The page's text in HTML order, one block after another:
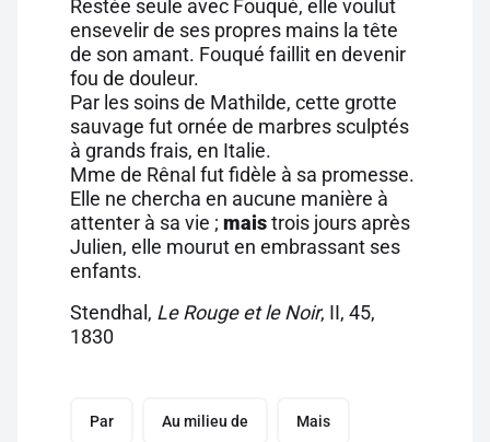
Restée seule avec Fouqué, elle voulut
ensevelir de ses propres mains la tête
de son amant. Fouqué faillit en devenir
fou de douleur.
Par les soins de Mathilde, cette grotte
sauvage fut ornée de marbres sculptés
à grands frais, en Italie.
Mme de Rênal fut fidèle à sa promesse.
Elle ne chercha en aucune manière à
attenter à sa vie ; maistrois jours après
Julien, elle mourut en embrassant ses
enfants.
Stendhal, Le Rouge et le Noir, II, 45,
1830
Par Au milieu de Mais